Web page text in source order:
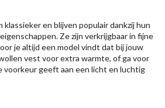
en blijven populair dankzij hun
Ze zijn verkrijgbaar in fijne
je altijd een model vindt dat bij jouw
vest voor extra warmte, of ga voor
voorkeur geeft aan een licht en luchtig